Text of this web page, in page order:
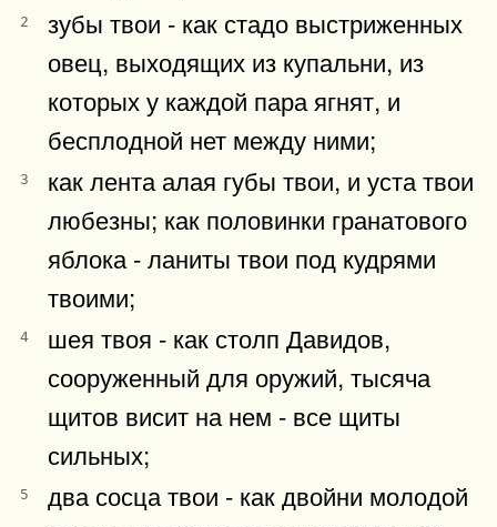
2
зубы твои - как стадо выстриженных
овец, выходящих из купальни, из
которых у каждой пара ягнят, и
бесплодной нет между ними;
3
как лента алая губы твои, и уста твои
любезны; как половинки гранатового
яблока - ланиты твои под кудрями
твоими;
4
шея твоя - как столп Давидов,
сооруженный для оружий, тысяча
щитов висит на нем - все щиты
сильных;
5
два сосца твои - как двойни молодой